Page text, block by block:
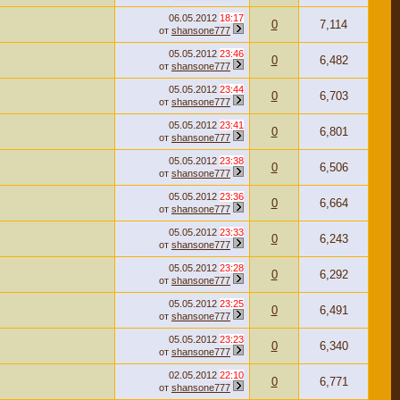
06.05.2012 18:17
от shansone777 0 7,114
05.05.2012 23:46
от shansone777 0 6,482
05.05.2012 23:44
от shansone777 0 6,703
05.05.2012 23:41
от shansone777 0 6,801
05.05.2012 23:38
от shansone777 0 6,506
05.05.2012 23:36
от shansone777 0 6,664
05.05.2012 23:33
от shansone777 0 6,243
05.05.2012 23:28
от shansone777 0 6,292
05.05.2012 23:25
от shansone777 0 6,491
05.05.2012 23:23
от shansone777 0 6,340
02.05.2012 22:10
от shansone777 0 6,771